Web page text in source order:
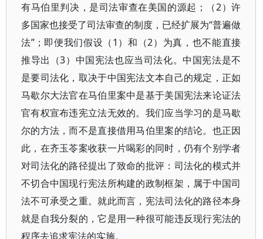
有马伯里判决，是司法审查在美国的源起；（2）许
多国家也接受了司法审查的制度，已经扩展为“普遍做
法”；即便我们假设（1）和（2）为真，也不能直接
推导出（3）中国宪法也应当司法化。中国宪法是不
是要司法化，取决于中国宪法文本自己的规定，正如
马歇尔大法官在马伯里案中是基于美国宪法来论证法
官有权宣布违宪立法无效的。我们应当学习的是马歇
尔的方法，而不是直接借用马伯里案的结论。也正因
此，在齐玉苓案收获一片喝彩的同时，仍有个别学者
对司法化的路径提出了致命的批评：司法化的模式并
不切合中国现行宪法所构建的政制框架，属于中国司
法不可承受之重。就此而言，宪法司法化的路径本身
就是自我分裂的，它是用一种很可能违反现行宪法的
程序去追求宪法的实施。